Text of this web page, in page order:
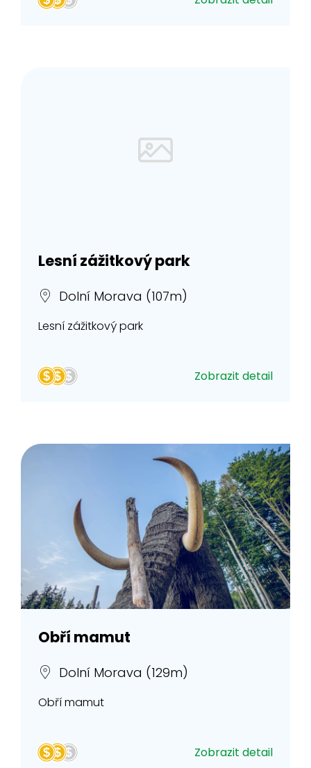
Lesní zážitkový park
Dolní Morava (107m)
Lesní zážitkový park
Zobrazit detail
Obří mamut
Dolní Morava (129m)
Obří mamut
Zobrazit detail